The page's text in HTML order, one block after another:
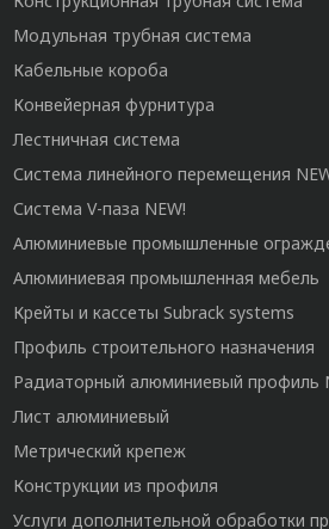
Модульная трубная система
Кабельные короба
Конвейерная фурнитура
Лестничная система
Система линейного перемещения
Система V-паза NEW!
Алюминиевые промышленные
Алюминиевая промышленная мебель
Крейты и кассеты Subrack systems
Профиль строительного назначения
Радиаторный алюминиевый профиль
Лист алюминиевый
Метрический крепеж
Конструкции из профиля
Услуги дополнительной обработки